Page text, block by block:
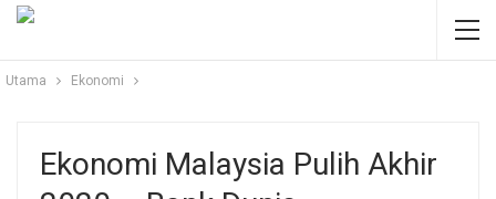
Utama Ekonomi
Ekonomi Malaysia Pulih Akhir